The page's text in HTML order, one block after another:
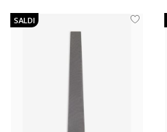
SALDI